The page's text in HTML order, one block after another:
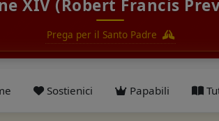
XIV (Robert Francis
Prega per il Santo Padre
Sostienici Papabili